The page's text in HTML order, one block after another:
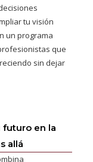
tu visión
un programa
que
sin dejar
futuro en la
allá